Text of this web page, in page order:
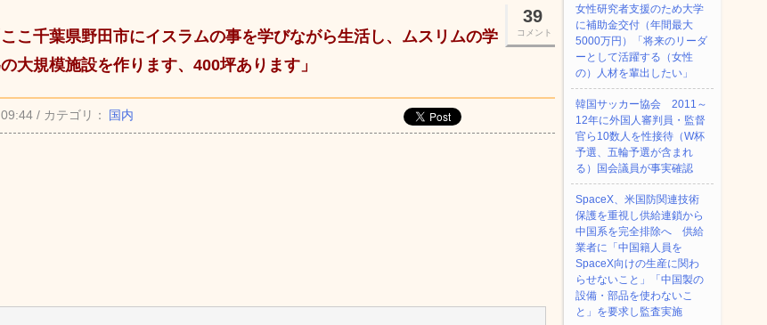
39
コメント
ここ千葉県野田市にイスラムの事を学びながら生活し、ムスリムの学
大規模施設を作ります、400坪あります」
/ カテゴリ： 国内
女性研究者支援のため大学
に補助金交付（年間最大
5000万円）「将来のリーダ
ーとして活躍する（女性
の）人材を輩出したい」
韓国サッカー協会 2011～
12年に外国人審判員・監督
官ら10数人を性接待（W杯
予選、五輪予選が含まれ
る）国会議員が事実確認
SpaceX、米国防関連技術
保護を重視し供給連鎖から
中国系を完全排除へ 供給
業者に「中国籍人員を
SpaceX向けの生産に関わ
らせないこと」「中国製の
設備・部品を使わないこ
と」を要求し監査実施